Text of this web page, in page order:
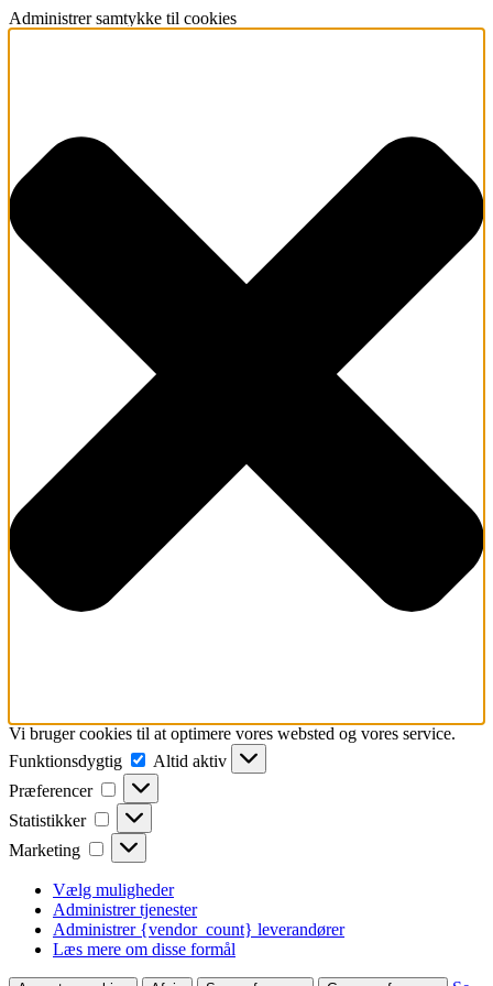
Administrer samtykke til cookies
Vi bruger cookies til at optimere vores websted og vores service.
Funktionsdygtig
Funktionsdygtig
Altid aktiv
Præferencer
Præferencer
Statistikker Statistikker
Marketing Marketing
Vælg muligheder
Administrer tjenester
Administrer {vendor_count} leverandører
Læs mere om disse formål